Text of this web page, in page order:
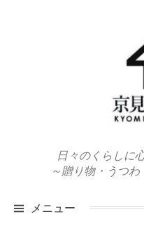
日々のくらしに
～贈り物・うつ
メニュー